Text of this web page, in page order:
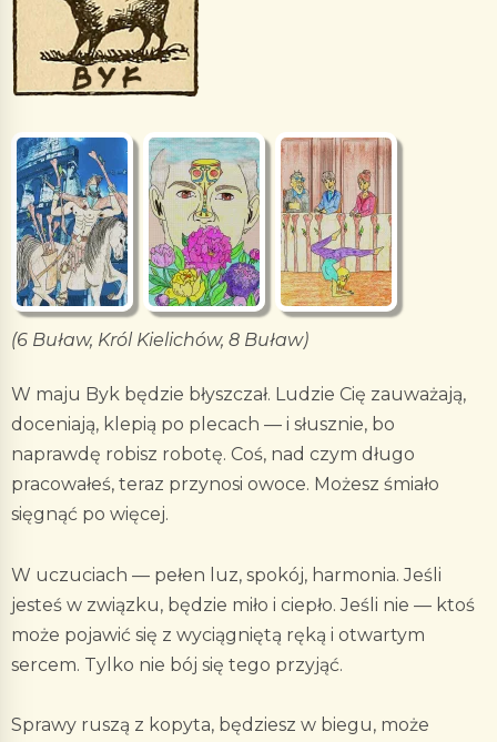
(6 Buław, Król Kielichów, 8 Buław)
W maju Byk będzie błyszczał. Ludzie Cię zauważają,
doceniają, klepią po plecach — i słusznie, bo
naprawdę robisz robotę. Coś, nad czym długo
pracowałeś, teraz przynosi owoce. Możesz śmiało
sięgnąć po więcej.
W uczuciach — pełen luz, spokój, harmonia. Jeśli
jesteś w związku, będzie miło i ciepło. Jeśli nie — ktoś
może pojawić się z wyciągniętą ręką i otwartym
sercem. Tylko nie bój się tego przyjąć.
Sprawy ruszą z kopyta, będziesz w biegu, może